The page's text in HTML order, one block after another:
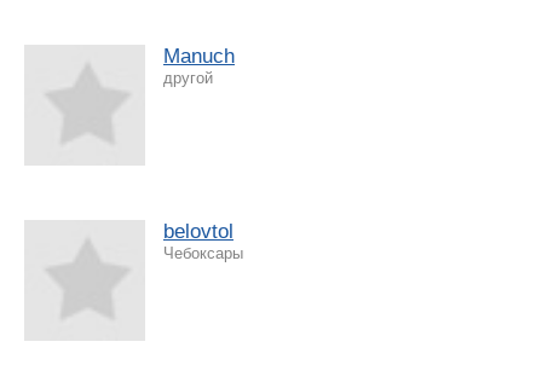
Manuch
другой
belovtol
Чебоксары